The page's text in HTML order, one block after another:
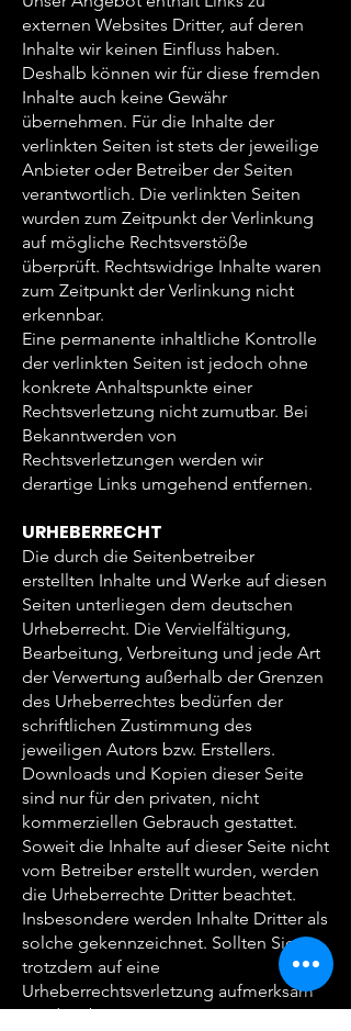
externen Websites Dritter, auf deren
Inhalte wir keinen Einfluss haben.
Deshalb können wir für diese fremden
Inhalte auch keine Gewähr
übernehmen. Für die Inhalte der
verlinkten Seiten ist stets der jeweilige
Anbieter oder Betreiber der Seiten
verantwortlich. Die verlinkten Seiten
wurden zum Zeitpunkt der Verlinkung
auf mögliche Rechtsverstöße
überprüft. Rechtswidrige Inhalte waren
zum Zeitpunkt der Verlinkung nicht
erkennbar.
Eine permanente inhaltliche Kontrolle
der verlinkten Seiten ist jedoch ohne
konkrete Anhaltspunkte einer
Rechtsverletzung nicht zumutbar. Bei
Bekanntwerden von
Rechtsverletzungen werden wir
derartige Links umgehend entfernen.
URHEBERRECHT
Die durch die Seitenbetreiber
erstellten Inhalte und Werke auf diesen
Seiten unterliegen dem deutschen
Urheberrecht. Die Vervielfältigung,
Bearbeitung, Verbreitung und jede Art
der Verwertung außerhalb der Grenzen
des Urheberrechtes bedürfen der
schriftlichen Zustimmung des
jeweiligen Autors bzw. Erstellers.
Downloads und Kopien dieser Seite
sind nur für den privaten, nicht
kommerziellen Gebrauch gestattet.
Soweit die Inhalte auf dieser Seite nicht
vom Betreiber erstellt wurden, werden
die Urheberrechte Dritter beachtet.
Insbesondere werden Inhalte Dritter als
solche gekennzeichnet. Sollten Sie
trotzdem auf eine
Urheberrechtsverletzung aufmerksam
werden, bitten wir um einen